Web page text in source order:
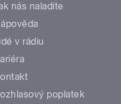
nás naladíte
v rádiu
poplatek